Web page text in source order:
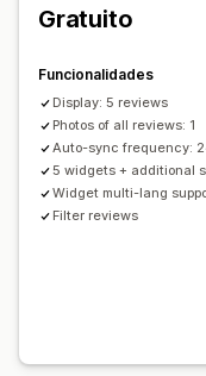
Formas de recolher
Formulários Importar
Distribuição de
Análise de dados
Rastreio do
Gratuito
Funcionalidades
Display: 5 reviews
Photos of all reviews: 1
Auto-sync frequency:
5 widgets + additional
Widget multi-lang
Filter reviews